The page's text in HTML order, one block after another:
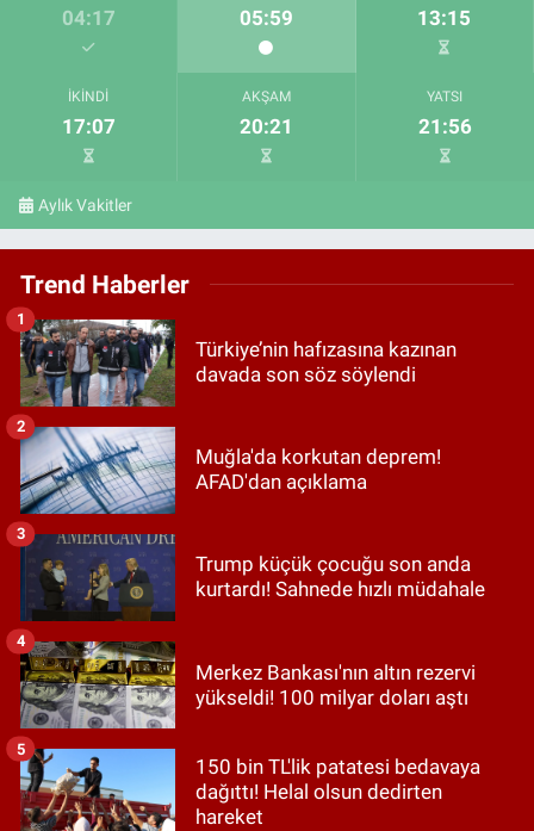
04:17 05:59 13:15
İKINDI
17:07
AKŞAM
20:21
YATSI
21:56
Aylık Vakitler
Trend Haberler
Türkiye’nin hafızasına kazınan
davada son söz söylendi
1
Muğla'da korkutan deprem!
AFAD'dan açıklama
2
Trump küçük çocuğu son anda
kurtardı! Sahnede hızlı müdahale
3
Merkez Bankası'nın altın rezervi
yükseldi! 100 milyar doları aştı
4
150 bin TL'lik patatesi bedavaya
dağıttı! Helal olsun dedirten
hareket
5